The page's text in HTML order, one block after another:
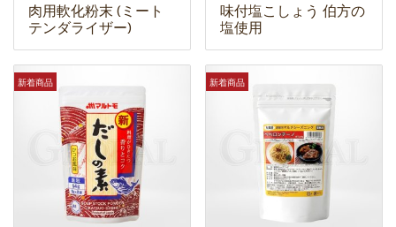
肉用軟化粉末 (ミート
テンダライザー)
味付塩こしょう 伯方の
塩使用
新着商品 新着商品